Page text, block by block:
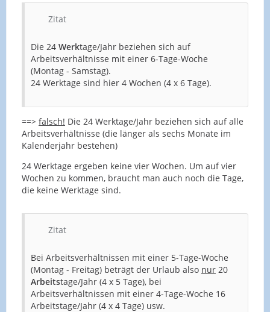
Zitat
Die 24 Werktage/Jahr beziehen sich auf
Arbeitsverhältnisse mit einer 6-Tage-Woche
(Montag - Samstag).
24 Werktage sind hier 4 Wochen (4 x 6 Tage).
==> falsch! Die 24 Werktage/Jahr beziehen sich auf alle
Arbeitsverhältnisse (die länger als sechs Monate im
Kalenderjahr bestehen)
24 Werktage ergeben keine vier Wochen. Um auf vier
Wochen zu kommen, braucht man auch noch die Tage,
die keine Werktage sind.
Zitat
Bei Arbeitsverhältnissen mit einer 5-Tage-Woche
(Montag - Freitag) beträgt der Urlaub also nur 20
Arbeitstage/Jahr (4 x 5 Tage), bei
Arbeitsverhältnissen mit einer 4-Tage-Woche 16
Arbeitstage/Jahr (4 x 4 Tage) usw.